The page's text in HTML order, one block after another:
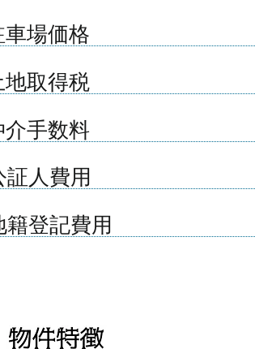
車場価格
地取得税
介​手数料
証人費用
籍登記費用